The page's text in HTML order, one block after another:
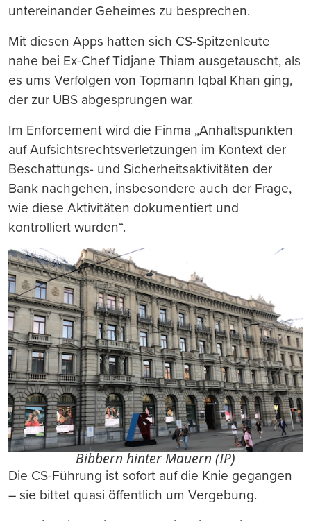
untereinander Geheimes zu besprechen.
Mit diesen Apps hatten sich CS-Spitzenleute
nahe bei Ex-Chef Tidjane Thiam ausgetauscht, als
es ums Verfolgen von Topmann Iqbal Khan ging,
der zur UBS abgesprungen war.
Im Enforcement wird die Finma „Anhaltspunkten
auf Aufsichtsrechtsverletzungen im Kontext der
Beschattungs- und Sicherheitsaktivitäten der
Bank nachgehen, insbesondere auch der Frage,
wie diese Aktivitäten dokumentiert und
kontrolliert wurden“.
Bibbern hinter Mauern (IP)
Die CS-Führung ist sofort auf die Knie gegangen
– sie bittet quasi öffentlich um Vergebung.